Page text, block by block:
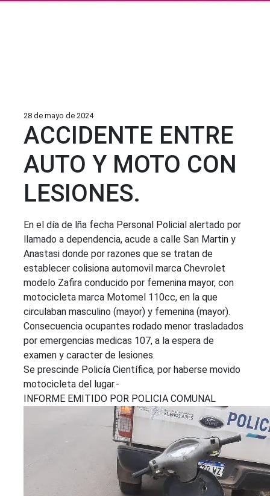
28 de mayo de 2024
ACCIDENTE ENTRE
AUTO Y MOTO CON
LESIONES.
En el día de lña fecha Personal Policial alertado por
llamado a dependencia, acude a calle San Martin y
Anastasi donde por razones que se tratan de
establecer colisiona automovil marca Chevrolet
modelo Zafira conducido por femenina mayor, con
motocicleta marca Motomel 110cc, en la que
circulaban masculino (mayor) y femenina (mayor).
Consecuencia ocupantes rodado menor trasladados
por emergencias medicas 107, a la espera de
examen y caracter de lesiones.
Se prescinde Policía Científica, por haberse movido
motocicleta del lugar.-
INFORME EMITIDO POR POLICIA COMUNAL